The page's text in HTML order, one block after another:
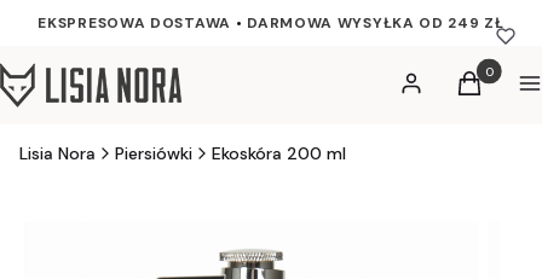
EKSPRESOWA DOSTAWA • DARMOWA WYSYŁKA OD 249 ZŁ
Zaloguj sięProdukty
Koszyk
Lisia Nora Piersiówki Ekoskóra 200 ml